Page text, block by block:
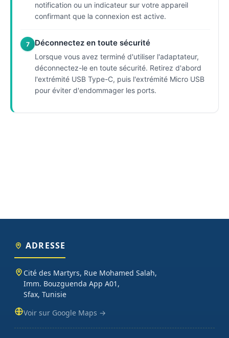
notification ou un indicateur sur votre appareil
confirmant que la connexion est active.
7 Déconnectez en toute sécurité
Lorsque vous avez terminé d'utiliser l'adaptateur,
déconnectez-le en toute sécurité. Retirez d'abord
l'extrémité USB Type-C, puis l'extrémité Micro USB
pour éviter d'endommager les ports.
ADRESSE
Cité des Martyrs, Rue Mohamed Salah,
Imm. Bouzguenda App A01,
Sfax, Tunisie
Voir sur Google Maps →